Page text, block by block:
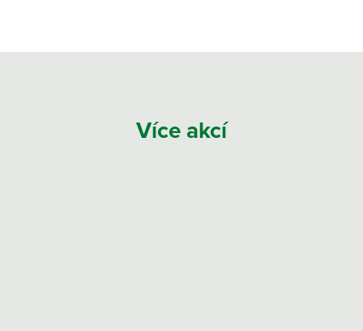
Více akcí